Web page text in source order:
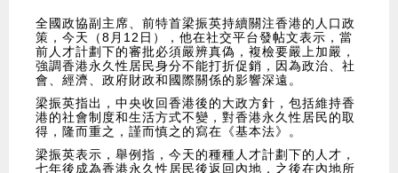
全國政協副主席、前特首梁振英持續關注香港的人口政
策，今天（8月12日），他在社交平台發帖文表示，當
前人才計劃下的審批必須嚴辨真偽，複檢要嚴上加嚴，
強調香港永久性居民身分不能打折促銷，因為政治、社
會、經濟、政府財政和國際關係的影響深遠。
梁振英指出，中央收回香港後的大政方針，包括維持香
港的社會制度和生活方式不變，對香港永久性居民的取
得，隆而重之，謹而慎之的寫在《基本法》。
梁振英表示，舉例指，今天的種種人才計劃下的人才，
七年後成為香港永久性居民後返回內地，之後在內地所